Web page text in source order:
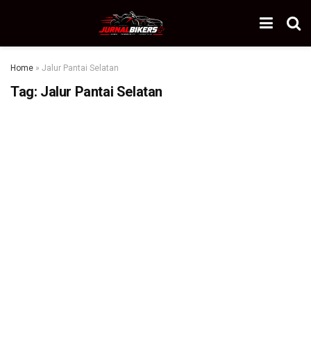
Home » Jalur Pantai Selatan
Tag: Jalur Pantai Selatan